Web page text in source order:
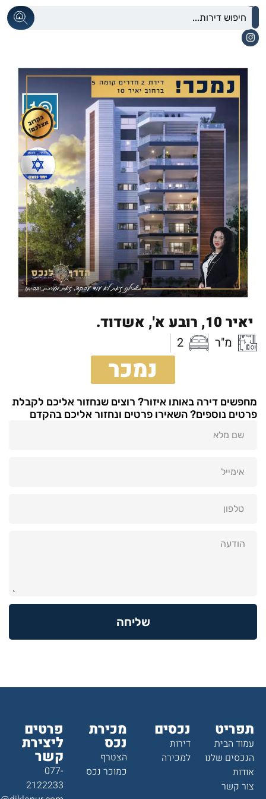
יאיר 10, רובע א', אשדוד.
מ"ר 2
נמכר
מחפשים דירה באותו איזור? רוצים שנחזור אליכם לקבלת
פרטים נוספים? השאירו פרטים ונחזור אליכם בהקדם
שליחה
תפריט
עמוד הבית
הנכסים שלנו
אודות
צור קשר
נכסים
דירות
למכירה
מכירת
נכס
הצטרף
כמוכר נכס
פרטים
ליצירת
קשר
077-
2122233